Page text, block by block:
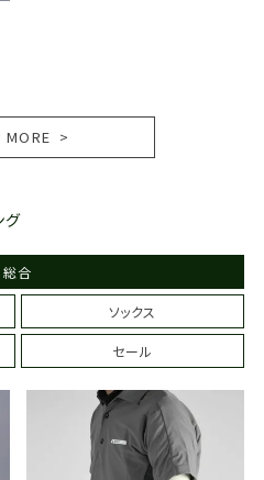
MORE
グ
総合
ソックス
セール